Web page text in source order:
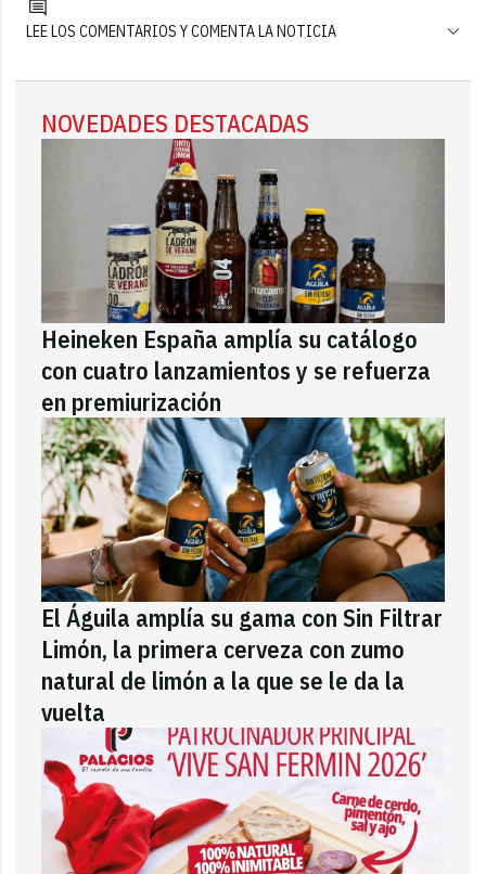
LEE LOS COMENTARIOS Y COMENTA LA NOTICIA
NOVEDADES DESTACADAS
Heineken España amplía su catálogo
con cuatro lanzamientos y se refuerza
en premiurización
El Águila amplía su gama con Sin Filtrar
Limón, la primera cerveza con zumo
natural de limón a la que se le da la
vuelta